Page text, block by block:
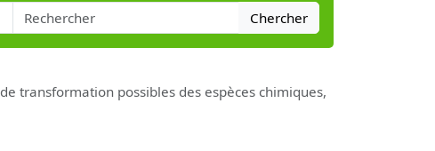
Chercher
transformation possibles des espèces chimiques,